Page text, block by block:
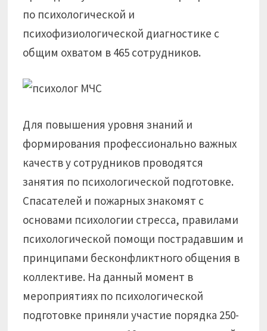
по психологической и
психофизиологической диагностике с
общим охватом в 465 сотрудников.
Для повышения уровня знаний и
формирования профессионально важных
качеств у сотрудников проводятся
занятия по психологической подготовке.
Спасателей и пожарных знакомят с
основами психологии стресса, правилами
психологической помощи пострадавшим и
принципами бесконфликтного общения в
коллективе. На данный момент в
мероприятиях по психологической
подготовке приняли участие порядка 250-